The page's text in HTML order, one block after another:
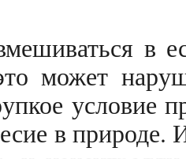
в
может
условие
в